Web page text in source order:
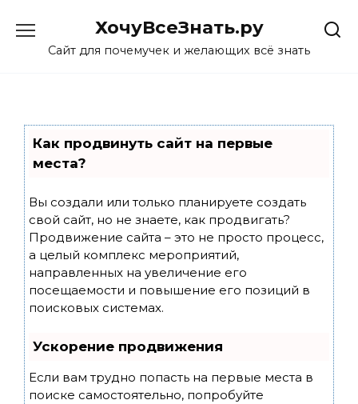
content
ХочуВсеЗнать.ру
Сайт для почемучек и желающих всё знать
Как продвинуть сайт на первые
места?
Вы создали или только планируете создать
свой сайт, но не знаете, как продвигать?
Продвижение сайта – это не просто процесс,
а целый комплекс мероприятий,
направленных на увеличение его
посещаемости и повышение его позиций в
поисковых системах.
Ускорение продвижения
Если вам трудно попасть на первые места в
поиске самостоятельно, попробуйте